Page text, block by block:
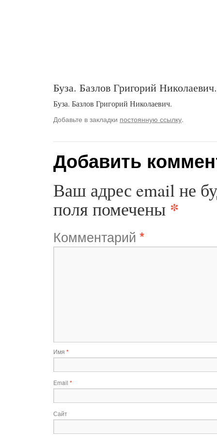
Буза. Базлов Григорий Николаевич.
Буза. Базлов Григорий Николаевич.
Добавьте в закладки постоянную ссылку.
Добавить
Ваш адрес email не
поля помечены *
Комментарий *
Имя *
Email *
Сайт